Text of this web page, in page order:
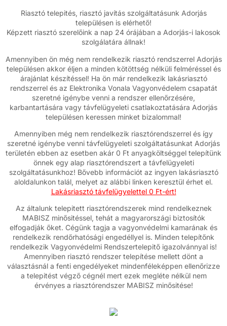
Riasztó telepités, riasztó javítás szolgáltatásunk Adorjás
településen is elérhető!
Képzett riasztó szerelőink a nap 24 órájában a Adorjás-i lakosok
szolgálatára állnak!
Amennyiben ön még nem rendelkezik riasztó rendszerrel Adorjás
településen akkor éljen a minden kötöttség nélküli felméréssel és
árajánlat készítéssel! Ha ön már rendelkezik lakásriasztó
rendszerrel és az Elektronika Vonala Vagyonvédelem csapatát
szeretné igénybe venni a rendszer ellenőrzésére,
karbantartására vagy távfelügyeleti csatlakoztatására Adorjás
településen keressen minket bizalommal!
Amennyiben még nem rendelkezik riasztórendszerrel és így
szeretné igénybe venni távfelügyeleti szolgáltatásunkat Adorjás
területén ebben az esetben akár 0 Ft anyagköltséggel telepítünk
önnek egy alap riasztórendszert a távfelügyeleti
szolgáltatásunkhoz! Bővebb információt az ingyen lakásriasztó
aloldalunkon talál, melyet az alábbi linken keresztül érhet el.
Lakásriasztó távfelügyelettel 0 Ft-ért!
Az általunk telepitett riasztórendszerek mind rendelkeznek
MABISZ minősitéssel, tehát a magyarországi biztosítók
elfogadják őket. Cégünk tagja a vagyonvédelmi kamarának és
rendelkezik rendőrhatósági engedéllyel is. Minden telepítőnk
rendelkezik Vagyonvédelmi Rendszertelepitő igazolvánnyal is!
Amennyiben riasztó rendszer telepítése mellett dönt a
választásnál a fenti engedélyeket mindenféleképpen ellenőrizze
a telepitést végző cégnél mert ezek megléte nélkül nem
érvényes a riasztórendszer MABISZ minősitése!